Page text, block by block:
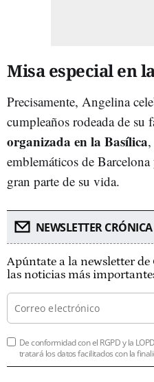
Misa especial en
Precisamente, Angelina
cumpleaños rodeada de su
organizada en la Basílica
emblemáticos de
gran parte de su vida.
NEWSLETTER
Apúntate a la newsletter
las noticias más
De conformidad con el RGPD y la
tratará los datos facilitados con la